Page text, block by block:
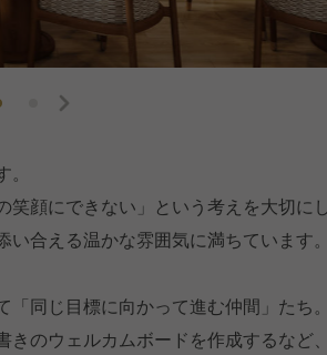
笑顔にできない」という考えを大切に
合える温かな雰囲気に満ちています。
同じ目標に向かって進む仲間」たち。
のウェルカムボードを作成するなど